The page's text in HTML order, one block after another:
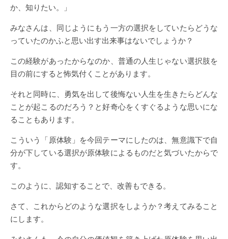
か、知りたい。」
みなさんは、同じようにもう一方の選択をしていたらどうな
っていたのかふと思い出す出来事はないでしょうか？
この経験があったからなのか、普通の人生じゃない選択肢を
目の前にすると怖気付くことがあります。
それと同時に、勇気を出して後悔ない人生を生きたらどんな
ことが起こるのだろう？と好奇心をくすぐるような思いにな
ることもあります。
こういう「原体験」を今回テーマにしたのは、無意識下で自
分が下している選択が原体験によるものだと気づいたからで
す。
このように、認知することで、改善もできる。
さて、これからどのような選択をしようか？考えてみること
にします。